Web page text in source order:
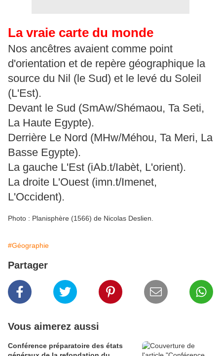
La vraie carte du monde
Nos ancêtres avaient comme point
d'orientation et de repère géographique la
source du Nil (le Sud) et le levé du Soleil
(L'Est).
Devant le Sud (SmAw/Shémaou, Ta Seti,
La Haute Egypte).
Derrière Le Nord (MHw/Méhou, Ta Meri, La
Basse Egypte).
La gauche L'Est (iAb.t/Iabèt, L'orient).
La droite L'Ouest (imn.t/Imenet,
L'Occident).
Photo : Planisphère (1566) de Nicolas Deslien.
#Géographie
Partager
Vous aimerez aussi
Conférence préparatoire des états